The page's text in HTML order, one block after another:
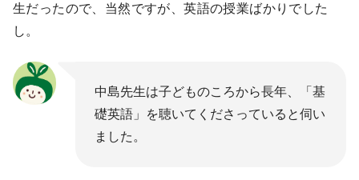
生だったので、当然ですが、英語の授業ばかりでした
し。
中島先生は子どものころから長年、「基
礎英語」を聴いてくださっていると伺い
ました。